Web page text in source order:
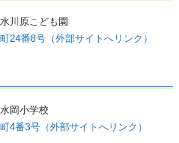
川原こども園
24番8号（外部サイトへリンク）
岡小学校
4番3号（外部サイトへリンク）